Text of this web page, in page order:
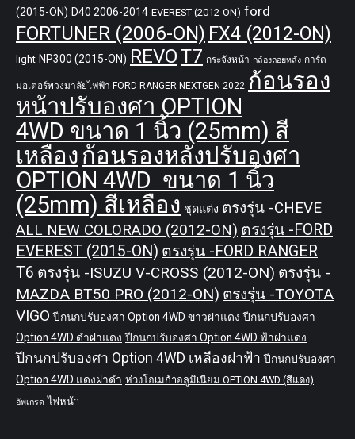
(2015-ON) D40 2006-2014 EVEREST (2012-ON) ford
FORTUNER (2006-ON) FX4 (2012-ON)
light NP300 (2015-ON) REVOT7 กระจังหน้า กล้องถอยหลัง การ์ด
มอเตอร์พวงมาลัยไฟฟ้า FORD RANGER NEXTGEN 2022 ก้อนรอง
หน้าปรับองศา OPTION
4WD ขนาด 1 นิ้ว (25mm) สี
เหลือง ก้อนรองหลังปรับองศา
OPTION 4WD ขนาด 1 นิ้ว
(25mm) สีเหลือง ชุดแต่ง ตรงรุ่น -CHEVE
ALL NEW COLORADO (2012-ON) ตรงรุ่น -FORD
EVEREST (2015-ON) ตรงรุ่น -FORD RANGER
T6 ตรงรุ่น -ISUZU V-CROSS (2012-ON) ตรงรุ่น -
MAZDA BT50 PRO (2012-ON) ตรงรุ่น -TOYOTA
VIGO ปีกนกปรับองศา Option 4WD ขาวฝาแดง ปีกนกปรับองศา
Option 4WD ดำฝาแดง ปีกนกปรับองศา Option 4WD ฟ้าฝาแดง
ปีกนกปรับองศา Option 4WD เหลืองฝาฟ้า ปีกนกปรับองศา
Option 4WD แดงฝาดำ ห่วงโอเมก้าอลูมิเนียม OPTION 4WD (สีแดง)
อัพเกรด ไฟหน้า